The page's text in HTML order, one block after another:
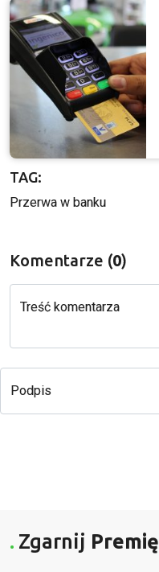
TAG:
Przerwa w banku
Komentarze (0)
Treść komentarza
Podpis
Zgarnij Premię